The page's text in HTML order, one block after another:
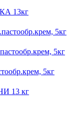
13кг
5кг
5кг
5кг
13 кг